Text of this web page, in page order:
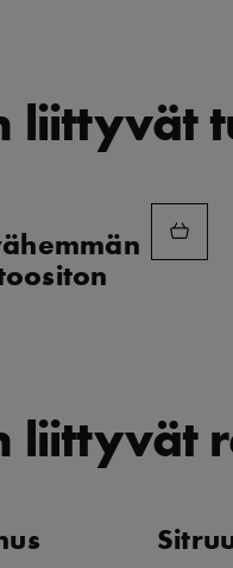
liittyvät
liittyvät